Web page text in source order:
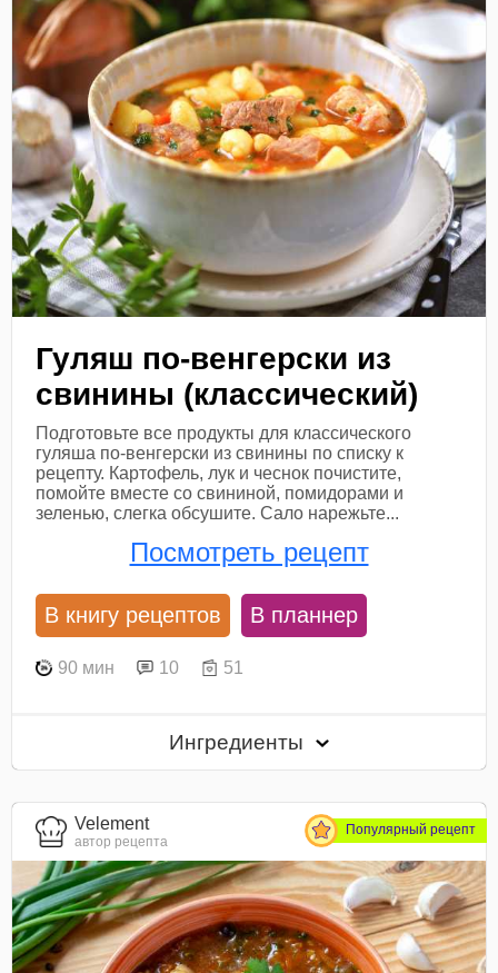
Гуляш по-венгерски из
свинины (классический)
Подготовьте все продукты для классического
гуляша по-венгерски из свинины по списку к
рецепту. Картофель, лук и чеснок почистите,
помойте вместе со свининой, помидорами и
зеленью, слегка обсушите. Сало нарежьте...
Посмотреть рецепт
В книгу рецептов В планнер
90 мин 10 51
Ингредиенты
Velement
автор рецепта
Популярный рецепт